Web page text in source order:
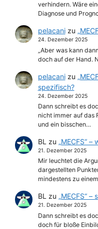
verhindern. Wäre
Diagnose und
pelacanizu
24. Dezember 2025
„Aber was kann
doch auf der Hand.
pelacanizu
spezifisch?
24. Dezember 2025
Dann schreibt es
nicht immer auf das
und ein bisschen…
BL zu „MECFS“
21. Dezember 2025
Mir leuchtet die
dargestellten
mindestens zu
BLzu „MECFS“
21. Dezember 2025
Dann schreibt es
doch für bloße